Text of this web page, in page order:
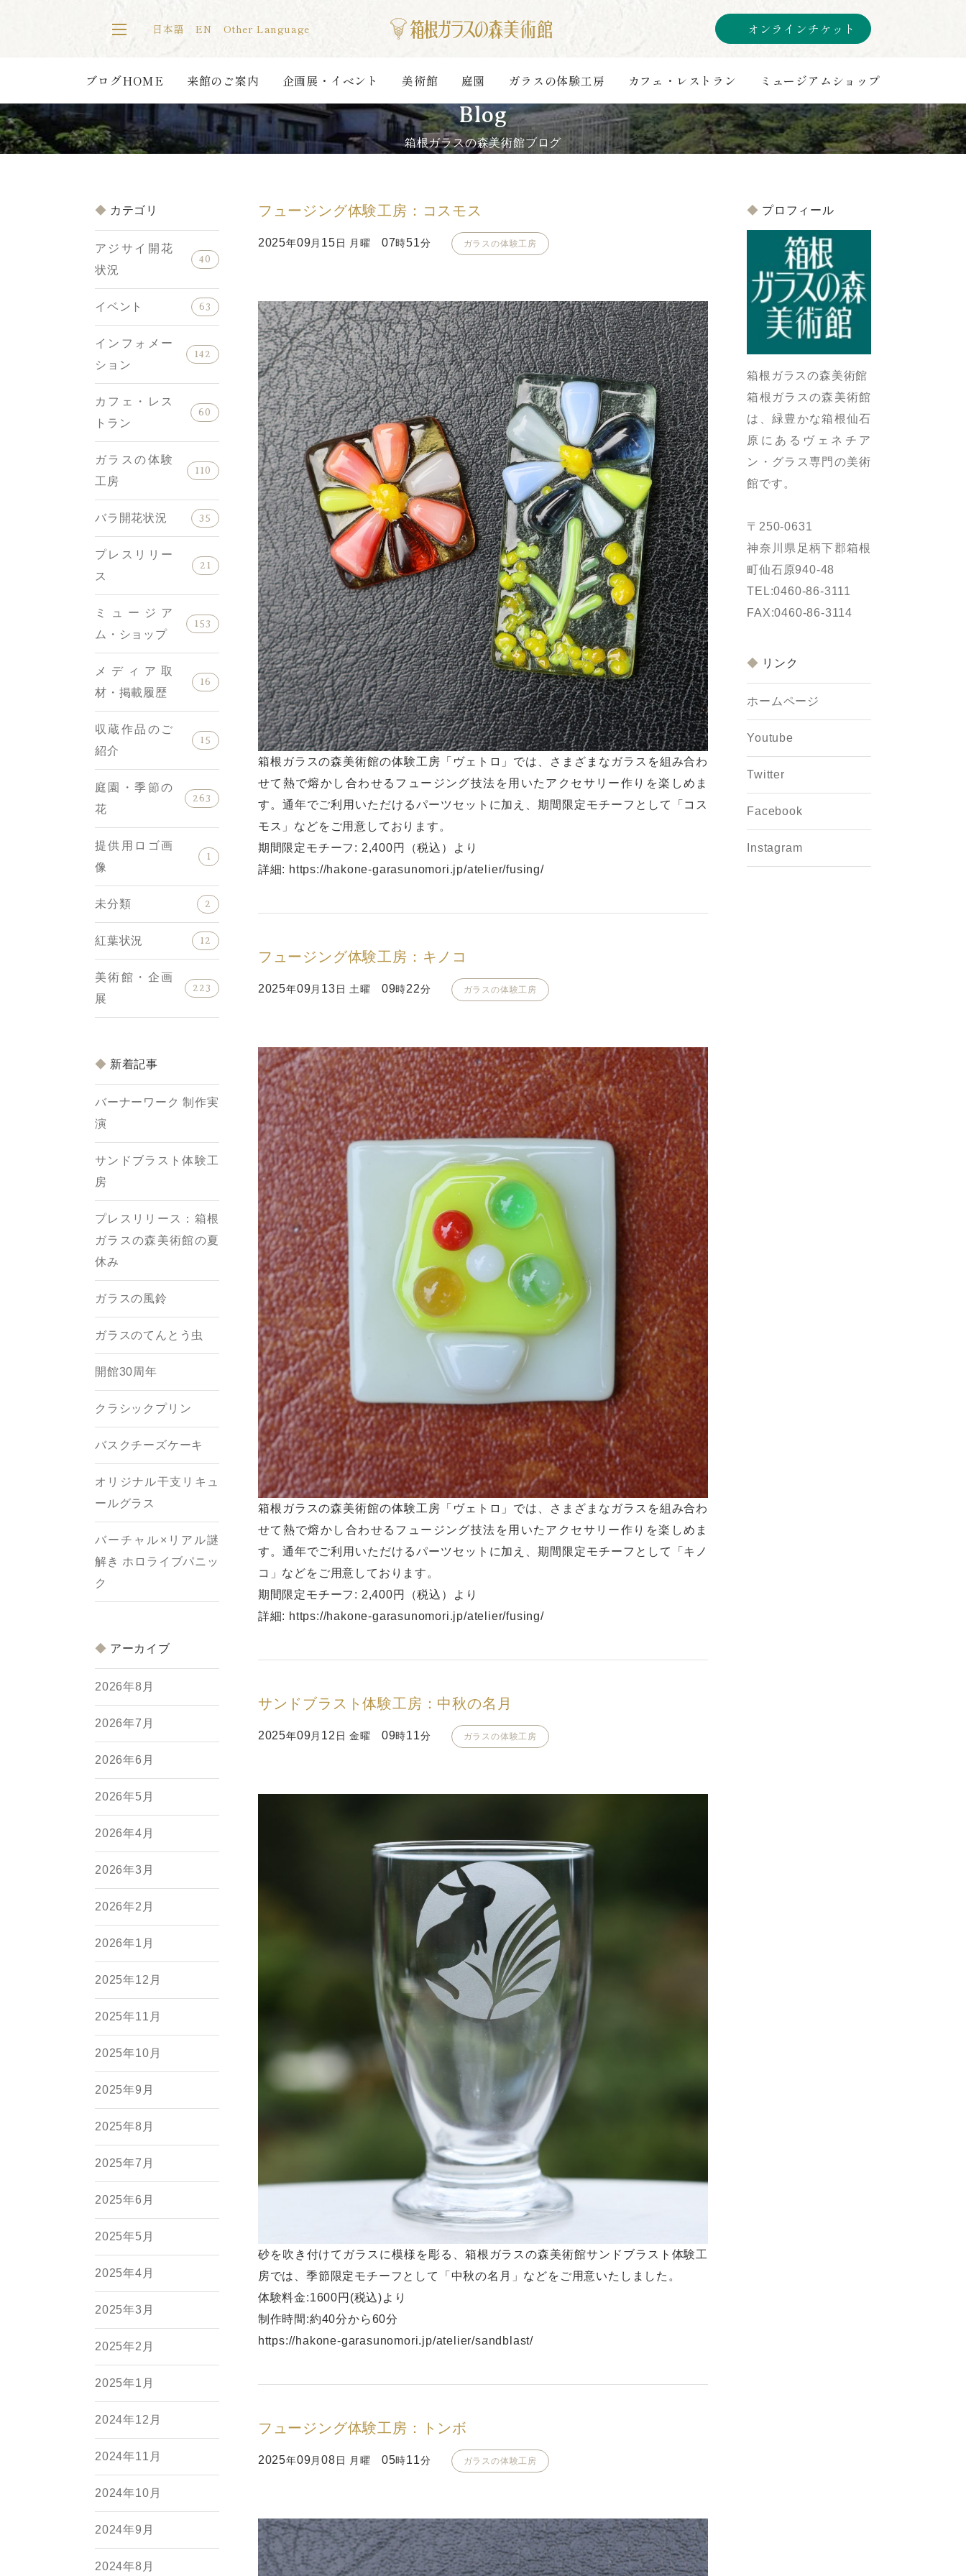
日本語 EN Other Language オンラインチケット
ブログHOME 来館のご案内 企画展・イベント 美術館 庭園 ガラスの体験工房 カフェ・レストラン ミュージアムショップ
Blog
箱根ガラスの森美術館ブログ
カテゴリ
アジサイ開花
状況
40
イベント 63
インフォメー
ション
142
カフェ・レス
トラン
60
ガラスの体験
工房
110
バラ開花状況 35
プレスリリー
ス
21
ミュージア
ム・ショップ
153
メディア取
材・掲載履歴
16
収蔵作品のご
紹介
15
庭園・季節の
花
263
提供用ロゴ画
像
1
未分類 2
紅葉状況 12
美術館・企画
展
223
新着記事
バーナーワーク 制作実
演
サンドブラスト体験工
房
プレスリリース：箱根
ガラスの森美術館の夏
休み
ガラスの風鈴
ガラスのてんとう虫
開館30周年
クラシックプリン
バスクチーズケーキ
オリジナル干支リキュ
ールグラス
バーチャル×リアル謎
解き ホロライブパニッ
ク
アーカイブ
2026年8月
2026年7月
2026年6月
2026年5月
2026年4月
2026年3月
2026年2月
2026年1月
2025年12月
2025年11月
2025年10月
2025年9月
2025年8月
2025年7月
2025年6月
2025年5月
2025年4月
2025年3月
2025年2月
2025年1月
2024年12月
2024年11月
2024年10月
2024年9月
2024年8月
フュージング体験工房：コスモス
2025年09月 15 日 月曜 07時51分 ガラスの体験工房
箱根ガラスの森美術館の体験工房「ヴェトロ」では、さまざまなガラスを組み合わ
せて熱で熔かし合わせるフュージング技法を用いたアクセサリー作りを楽しめま
す。通年でご利用いただけるパーツセットに加え、期間限定モチーフとして「コス
モス」などをご用意しております。
期間限定モチーフ: 2,400円（税込）より
詳細: https://hakone-garasunomori.jp/atelier/fusing/
フュージング体験工房：キノコ
2025年09月 13 日 土曜 09時22分 ガラスの体験工房
箱根ガラスの森美術館の体験工房「ヴェトロ」では、さまざまなガラスを組み合わ
せて熱で熔かし合わせるフュージング技法を用いたアクセサリー作りを楽しめま
す。通年でご利用いただけるパーツセットに加え、期間限定モチーフとして「キノ
コ」などをご用意しております。
期間限定モチーフ: 2,400円（税込）より
詳細: https://hakone-garasunomori.jp/atelier/fusing/
サンドブラスト体験工房：中秋の名月
2025年09 月 12 日 金曜 09時11分 ガラスの体験工房
砂を吹き付けてガラスに模様を彫る、箱根ガラスの森美術館サンドブラスト体験工
房では、季節限定モチーフとして「中秋の名月」などをご用意いたしました。
体験料金:1600円(税込)より
制作時間:約40分から60分
https://hakone-garasunomori.jp/atelier/sandblast/
フュージング体験工房：トンボ
2025年09月08 日 月曜 05時11分 ガラスの体験工房
プロフィール
箱根ガラスの森美術館
箱根ガラスの森美術館
は、緑豊かな箱根仙石
原にあるヴェネチア
ン・グラス専門の美術
館です。
〒250-0631
神奈川県足柄下郡箱根
町仙石原940-48
TEL:0460-86-3111
FAX:0460-86-3114
リンク
ホームページ
Youtube
Twitter
Facebook
Instagram